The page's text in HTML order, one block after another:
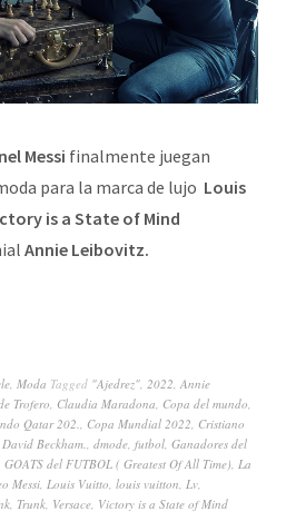
Messi finalmente juegan
para la marca de lujo Louis
is a State of Mind
Annie Leibovitz.
, Moda Tagged "Ajedrez", 2022, Annie
Trofero, Claudia Maradona, Copa del mundo,
Qatar 202., Copa Mundial 2022, Cristiano
David Beckham., dmode, futbol, Ganadores del
GOATS del FUTBOL ( Greatest Of All Time), La
Messi, Louis Vuitto, louis vuitton, Lv,
, Trunk, Versace, Victory is a State of Mind